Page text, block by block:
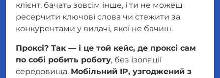
клієнт, бачать зовсім інше, і ти не можеш
ресерчити ключові слова чи стежити за
конкурентами у видачі, якої не бачиш.
Проксі? Так — і це той кейс, де проксі сам
по собі робить роботу, без ізоляції
середовища. Мобільний IP, узгоджений з